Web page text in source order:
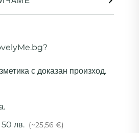
с доказан произход.
50 лв. (~25,56 €)